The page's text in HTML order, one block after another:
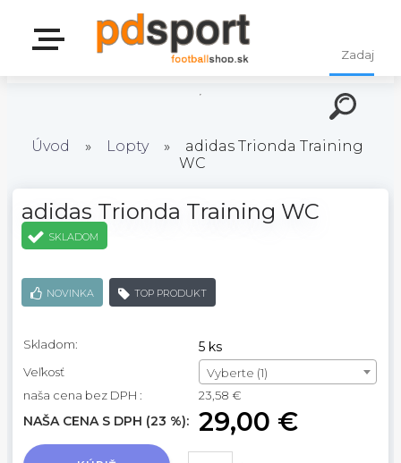
Úvod » Lopty »
adidas Trionda Training
WC
adidas Trionda Training WC
SKLADOM
NOVINKA TOP PRODUKT
Skladom: 5 ks
Veľkosť
Vyberte (1)
naša cena bez DPH :
23,58 €
NAŠA CENA S DPH (23 %): 29,00 €